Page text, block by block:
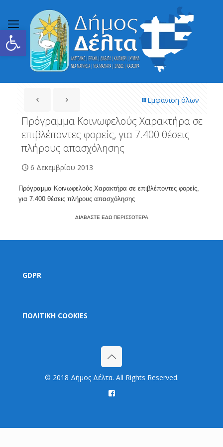
Ανοίξτε τη γραμμή εργαλείων
Εμφάνιση όλων
Πρόγραμμα Κοινωφελούς Χαρακτήρα σε
επιβλέποντες φορείς, για 7.400 θέσεις
πλήρους απασχόλησης
6 Δεκεμβρίου 2013
Πρόγραμμα Κοινωφελούς Χαρακτήρα σε επιβλέποντες φορείς,
για 7.400 θέσεις πλήρους απασχόλησης
ΔΙΑΒΑΣΤΕ ΕΔΩ ΠΕΡΙΣΣΟΤΕΡΑ
GDPR
ΠΟΛΙΤΙΚΗ COOKIES
© 2018 Δήμος Δέλτα. All Rights Reserved.